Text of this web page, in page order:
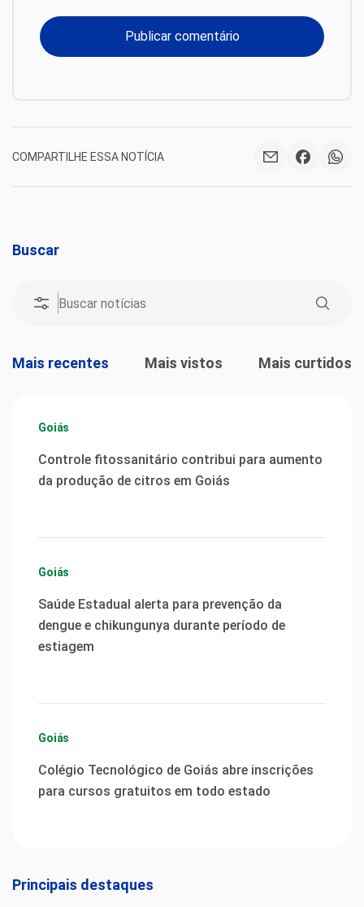
COMPARTILHE ESSA NOTÍCIA
Buscar
Mais recentes Mais vistos Mais curtidos
Goiás
Controle fitossanitário contribui para aumento
da produção de citros em Goiás
Goiás
Saúde Estadual alerta para prevenção da
dengue e chikungunya durante período de
estiagem
Goiás
Colégio Tecnológico de Goiás abre inscrições
para cursos gratuitos em todo estado
Principais destaques